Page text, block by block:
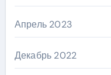
Апрель 2023
Декабрь 2022